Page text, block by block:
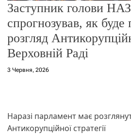
Заступник голови
спрогнозував, як буде
розгляд
Верховній Раді
3 Червня, 2026
Наразі парламент має
Антикорупційної стратегії